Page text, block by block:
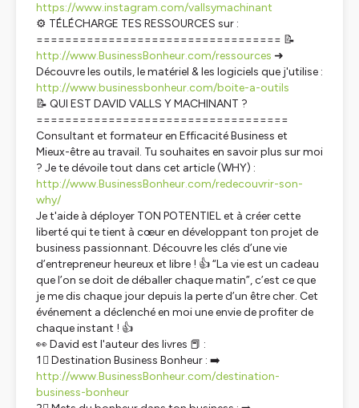
https://www.instagram.com/vallsymachinant
⚙️ TÉLÉCHARGE TES RESSOURCES sur :
================================== 📝
http://www.BusinessBonheur.com/ressources ➜
Découvre les outils, le matériel & les logiciels que j'utilise :
http://www.businessbonheur.com/boite-a-outils
📝 QUI EST DAVID VALLS Y MACHINANT ?
===================================
Consultant et formateur en Efficacité Business et
Mieux-être au travail. Tu souhaites en savoir plus sur moi
? Je te dévoile tout dans cet article (WHY) :
http://www.BusinessBonheur.com/redecouvrir-son-
why/
Je t'aide à déployer TON POTENTIEL et à créer cette
liberté qui te tient à cœur en développant ton projet de
business passionnant. Découvre les clés d’une vie
d’entrepreneur heureux et libre ! 👍 “La vie est un cadeau
que l’on se doit de déballer chaque matin”, c’est ce que
je me dis chaque jour depuis la perte d’un être cher. Cet
événement a déclenché en moi une envie de profiter de
chaque instant ! 👍
👀 David est l'auteur des livres 📕 :
1⃣ Destination Business Bonheur : ➡️
http://www.BusinessBonheur.com/destination-
business-bonheur